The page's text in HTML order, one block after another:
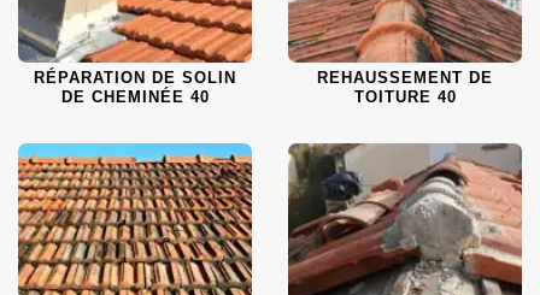
RÉPARATION DE SOLIN
DE CHEMINÉE 40
REHAUSSEMENT DE
TOITURE 40